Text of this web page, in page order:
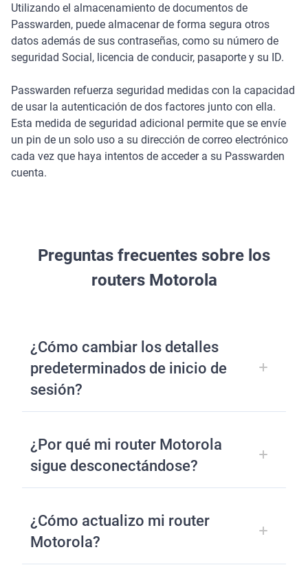
Utilizando el almacenamiento de documentos de
Passwarden, puede almacenar de forma segura otros
datos además de sus contraseñas, como su número de
seguridad Social, licencia de conducir, pasaporte y su ID.
Passwarden refuerza seguridad medidas con la capacidad
de usar la autenticación de dos factores junto con ella.
Esta medida de seguridad adicional permite que se envíe
un pin de un solo uso a su dirección de correo electrónico
cada vez que haya intentos de acceder a su Passwarden
cuenta.
Preguntas frecuentes sobre los
routers Motorola
¿Cómo cambiar los detalles
predeterminados de inicio de
sesión?
¿Por qué mi router Motorola
sigue desconectándose?
¿Cómo actualizo mi router
Motorola?